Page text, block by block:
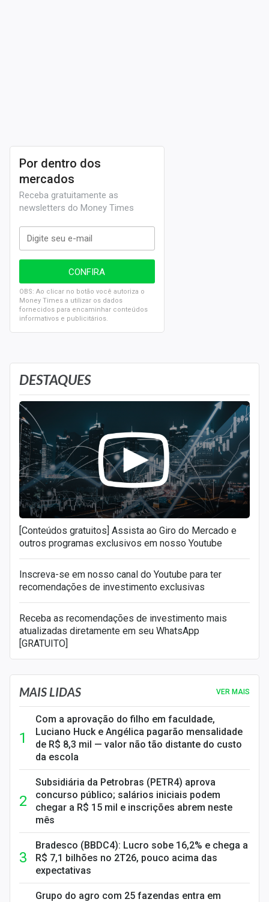
DESTAQUES
[Conteúdos gratuitos] Assista ao Giro do Mercado e
outros programas exclusivos em nosso Youtube
Inscreva-se em nosso canal do Youtube para ter
recomendações de investimento exclusivas
Receba as recomendações de investimento mais
atualizadas diretamente em seu WhatsApp
[GRATUITO]
Por dentro dos
mercados
Receba gratuitamente as
newsletters do Money Times
OBS: Ao clicar no botão você autoriza o
Money Times a utilizar os dados
fornecidos para encaminhar conteúdos
informativos e publicitários.
MAIS LIDAS VER MAIS
Com a aprovação do filho em faculdade,
Luciano Huck e Angélica pagarão mensalidade
de R$ 8,3 mil — valor não tão distante do custo
da escola
Subsidiária da Petrobras (PETR4) aprova
concurso público; salários iniciais podem
chegar a R$ 15 mil e inscrições abrem neste
mês
Bradesco (BBDC4): Lucro sobe 16,2% e chega a
R$ 7,1 bilhões no 2T26, pouco acima das
expectativas
Grupo do agro com 25 fazendas entra em